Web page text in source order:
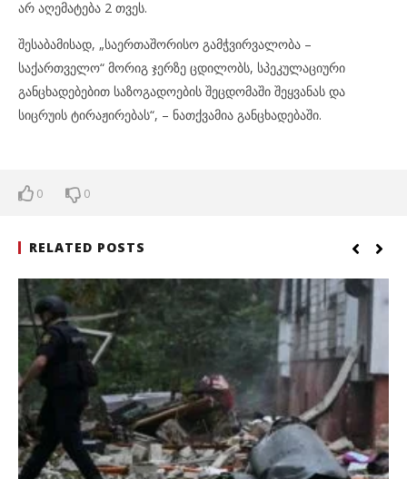
არ აღემატება 2 თვეს.
შესაბამისად, „საერთაშორისო გამჭვირვალობა –
საქართველო“ მორიგ ჯერზე ცდილობს, სპეკულაციური
განცხადებებით საზოგადოების შეცდომაში შეყვანას და
სიცრუის ტირაჟირებას“, – ნათქვამია განცხადებაში.
0 0
RELATED POSTS